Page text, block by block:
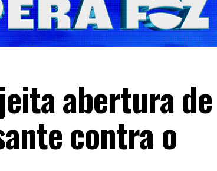
abertura de
contra o